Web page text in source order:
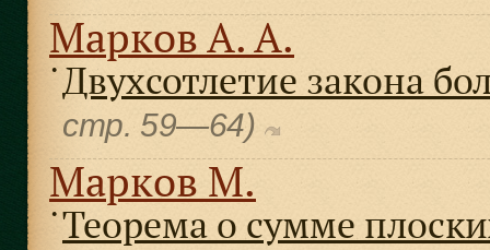
Марков А. А.
● Двухсотлетие закона
cтр. 59—64)
Марков М.
● Теорема о сумме